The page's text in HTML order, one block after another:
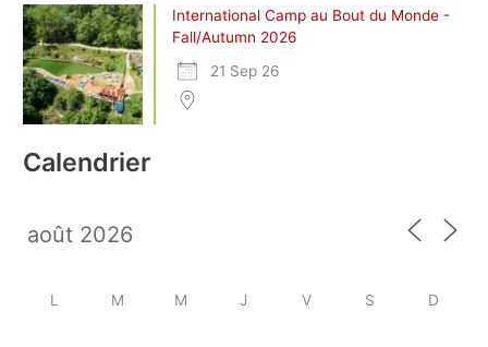
International Camp au Bout du Monde -
Fall/Autumn 2026
21 Sep 26
Calendrier
L M M J V S D